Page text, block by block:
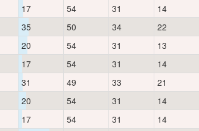
17 54 31 14
35 50 34 22
20 54 31 13
17 54 31 14
31 49 33 21
20 54 31 14
17 54 31 14